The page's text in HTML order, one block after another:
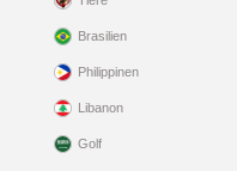
Brasilien
Philippinen
Libanon
Golf